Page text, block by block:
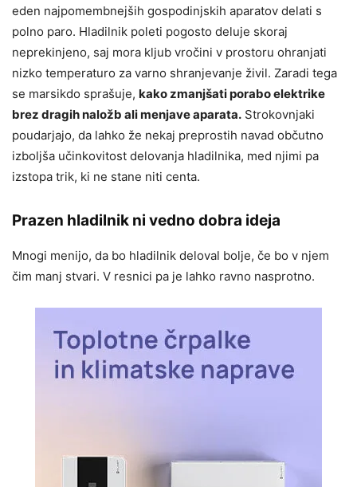
eden najpomembnejših gospodinjskih aparatov delati s
polno paro. Hladilnik poleti pogosto deluje skoraj
neprekinjeno, saj mora kljub vročini v prostoru ohranjati
nizko temperaturo za varno shranjevanje živil. Zaradi tega
se marsikdo sprašuje, kako zmanjšati porabo elektrike
brez dragih naložb ali menjave aparata. Strokovnjaki
poudarjajo, da lahko že nekaj preprostih navad občutno
izboljša učinkovitost delovanja hladilnika, med njimi pa
izstopa trik, ki ne stane niti centa.
Prazen hladilnik ni vedno dobra ideja
Mnogi menijo, da bo hladilnik deloval bolje, če bo v njem
čim manj stvari. V resnici pa je lahko ravno nasprotno.